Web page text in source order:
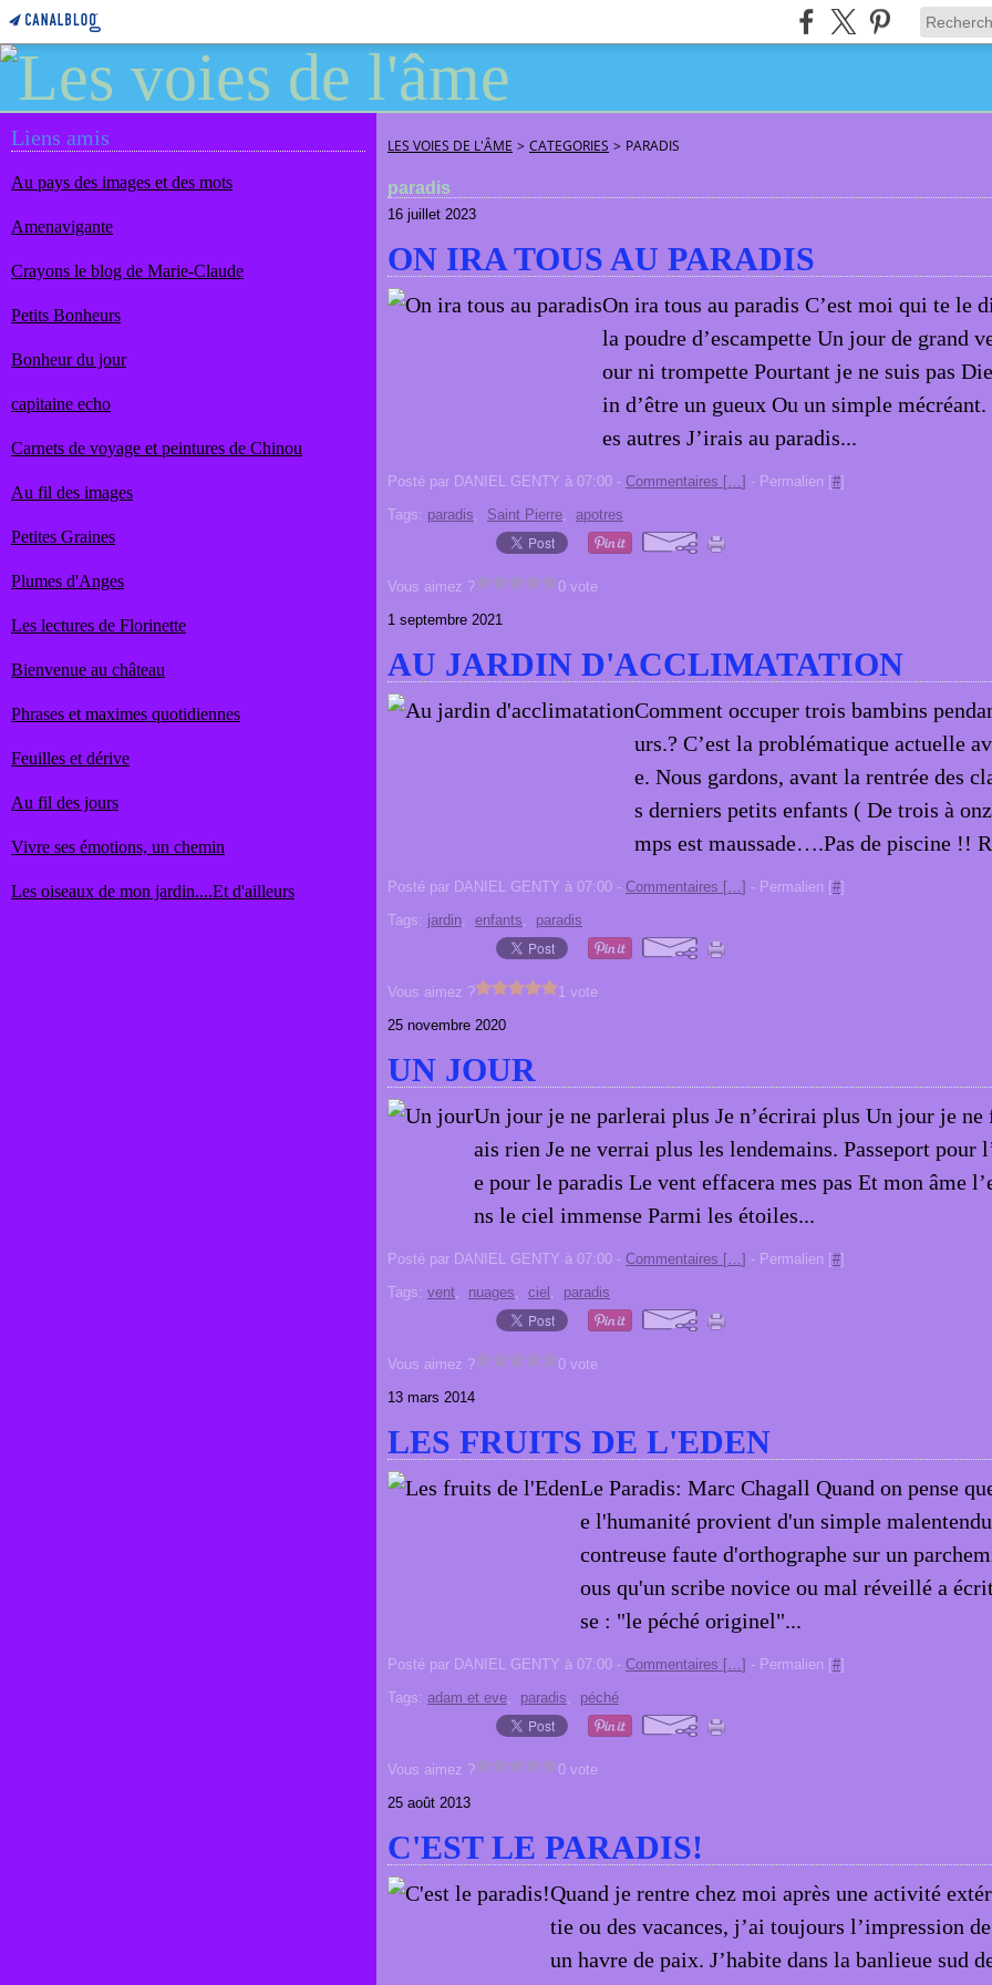
Liens amis
Au pays des images et des mots
Amenavigante
Crayons le blog de Marie-Claude
Petits Bonheurs
Bonheur du jour
capitaine echo
Carnets de voyage et peintures de Chinou
Au fil des images
Petites Graines
Plumes d'Anges
Les lectures de Florinette
Bienvenue au château
Phrases et maximes quotidiennes
Feuilles et dérive
Au fil des jours
Vivre ses émotions, un chemin
Les oiseaux de mon jardin....Et d'ailleurs
LES VOIES DE L'ÂME > CATEGORIES > PARADIS
paradis
16 juillet 2023
ON IRA TOUS AU PARADIS
On ira tous au paradis C’est moi qui te le
la poudre d’escampette Un jour de grand
our ni trompette Pourtant je ne suis pas
in d’être un gueux Ou un simple
es autres J’irais au paradis...
Posté par DANIEL GENTY à 07:00 - Commentaires […] - Permalien [#]
Tags: paradis, Saint Pierre, apotres
Vous aimez ?
0 vote
1 septembre 2021
AU JARDIN D'ACCLIMATATION
Comment occuper trois bambins
urs.? C’est la problématique actuelle
e. Nous gardons, avant la rentrée des
s derniers petits enfants ( De trois à
mps est maussade….Pas de piscine !!
Posté par DANIEL GENTY à 07:00 - Commentaires […] - Permalien [#]
Tags: jardin, enfants, paradis
Vous aimez ?
1 vote
25 novembre 2020
UN JOUR
Un jour je ne parlerai plus Je n’écrirai plus Un jour je ne
ais rien Je ne verrai plus les lendemains. Passeport pour
e pour le paradis Le vent effacera mes pas Et mon âme
ns le ciel immense Parmi les étoiles...
Posté par DANIEL GENTY à 07:00 - Commentaires […] - Permalien [#]
Tags: vent, nuages, ciel , paradis
Vous aimez ?
0 vote
13 mars 2014
LES FRUITS DE L'EDEN
Le Paradis: Marc Chagall Quand on pense
e l'humanité provient d'un simple
contreuse faute d'orthographe sur un
ous qu'un scribe novice ou mal réveillé a
se : "le péché originel"...
Posté par DANIEL GENTY à 07:00 - Commentaires […] - Permalien [#]
Tags: adam et eve, paradis, péché
Vous aimez ?
0 vote
25 août 2013
C'EST LE PARADIS!
Quand je rentre chez moi après une activité
tie ou des vacances, j’ai toujours l’impression
un havre de paix. J’habite dans la banlieue sud